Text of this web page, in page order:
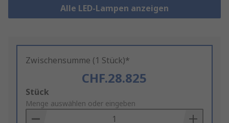
Alle LED-Lampen anzeigen
Zwischensumme (1 Stück)*
CHF.28.825
Add
to
Basket
Stück
Menge auswählen oder eingeben